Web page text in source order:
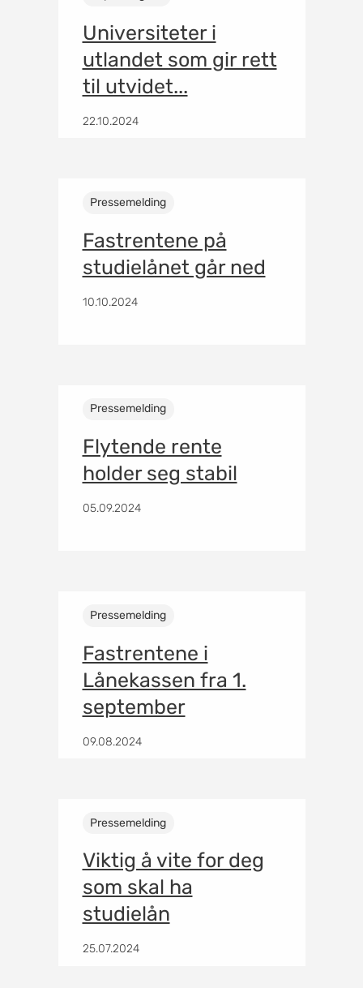
Universiteter i
utlandet som gir rett
til utvidet...
22.10.2024
Pressemelding
Fastrentene på
studielånet går ned
10.10.2024
Pressemelding
Flytende rente
holder seg stabil
05.09.2024
Pressemelding
Fastrentene i
Lånekassen fra 1.
september
09.08.2024
Pressemelding
Viktig å vite for deg
som skal ha
studielån
25.07.2024